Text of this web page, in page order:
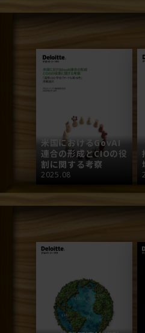
米国におけるGovAI
連合の形成とCIOの役
割に関する考察
2025.08